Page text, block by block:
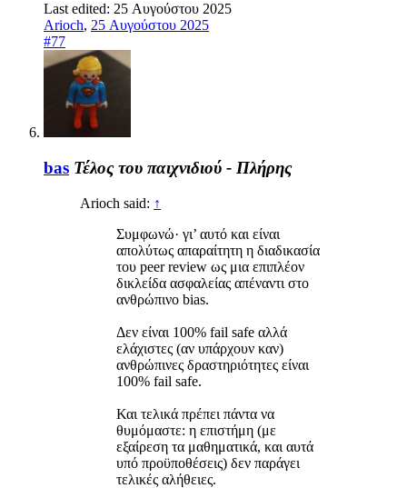
Last edited: 25 Αυγούστου 2025
Arioch, 25 Αυγούστου 2025
#77
bas Τέλος του παιχνιδιού - Πλήρης
Arioch said: ↑
Συμφωνώ· γι’ αυτό και είναι
απολύτως απαραίτητη η διαδικασία
του peer review ως μια επιπλέον
δικλείδα ασφαλείας απέναντι στο
ανθρώπινο bias.
Δεν είναι 100% fail safe αλλά
ελάχιστες (αν υπάρχουν καν)
ανθρώπινες δραστηριότητες είναι
100% fail safe.
Και τελικά πρέπει πάντα να
θυμόμαστε: η επιστήμη (με
εξαίρεση τα μαθηματικά, και αυτά
υπό προϋποθέσεις) δεν παράγει
τελικές αλήθειες.